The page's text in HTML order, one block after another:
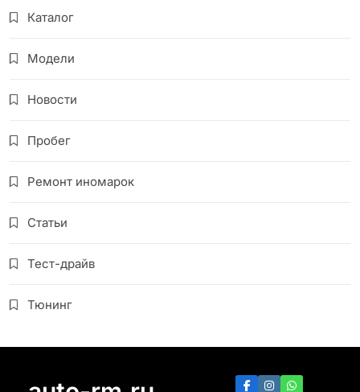
Каталог
Модели
Новости
Пробег
Ремонт иномарок
Статьи
Тест-драйв
Тюнинг